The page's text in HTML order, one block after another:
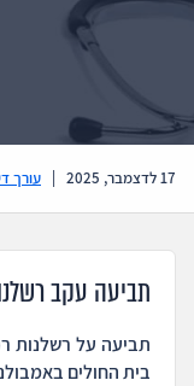
17 לדצמבר, 2025 עורך
תביעה עקב
תביעה על רשלנות
בית החולים